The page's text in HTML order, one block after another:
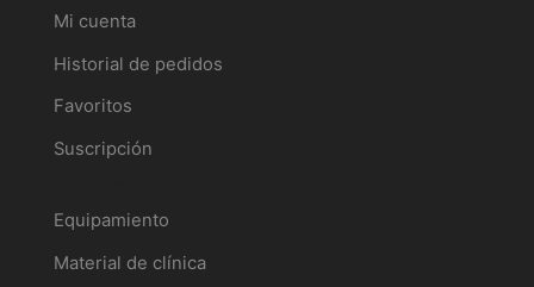
Mi cuenta
Historial de pedidos
Favoritos
Suscripción
Equipamiento
Material de clínica